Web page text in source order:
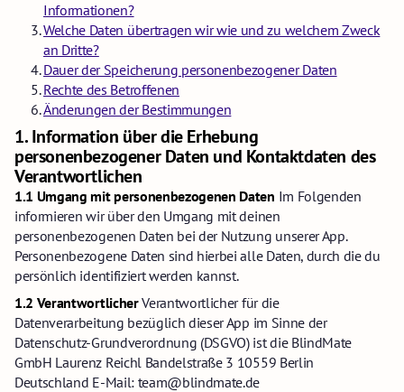
Informationen?
Welche Daten übertragen wir wie und zu welchem Zweck
an Dritte?
Dauer der Speicherung personenbezogener Daten
Rechte des Betroffenen
Änderungen der Bestimmungen
1.Information über die Erhebung
personenbezogener Daten und Kontaktdaten des
Verantwortlichen
1.1 Umgang mit personenbezogenen Daten Im Folgenden
informieren wir über den Umgang mit deinen
personenbezogenen Daten bei der Nutzung unserer App.
Personenbezogene Daten sind hierbei alle Daten, durch die du
persönlich identifiziert werden kannst.
1.2 VerantwortlicherVerantwortlicher für die
Datenverarbeitung bezüglich dieser App im Sinne der
Datenschutz-Grundverordnung (DSGVO) ist die BlindMate
GmbH Laurenz Reichl Bandelstraße 3 10559 Berlin
Deutschland E-Mail: team@blindmate.de